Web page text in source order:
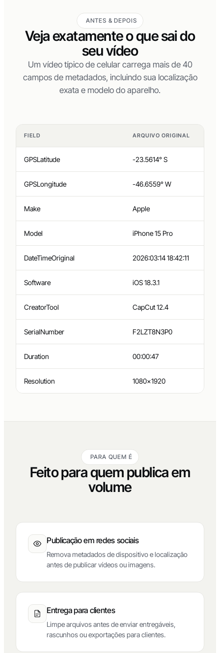
ANTES & DEPOIS
Veja exatamente o que sai do
seu vídeo
Um vídeo típico de celular carrega mais de 40
campos de metadados, incluindo sua localização
exata e modelo do aparelho.
FIELD ARQUIVO ORIGINAL
GPSLatitude -23.5614° S
GPSLongitude -46.6559° W
Make Apple
Model iPhone 15 Pro
DateTimeOriginal 2026:03:14 18:42:11
Software iOS 18.3.1
CreatorTool CapCut 12.4
SerialNumber F2LZT8N3P0
Duration 00:00:47
Resolution 1080×1920
PARA QUEM É
Feito para quem publica em
volume
Publicação em redes sociais
Remova metadados de dispositivo e localização
antes de publicar vídeos ou imagens.
Entrega para clientes
Limpe arquivos antes de enviar entregáveis,
rascunhos ou exportações para clientes.